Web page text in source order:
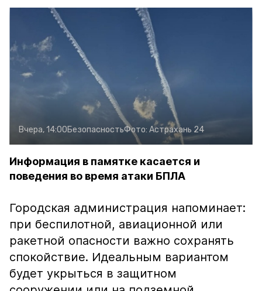
Вчера, 14:00БезопасностьФото: Астрахань 24
Информация в памятке касается и
поведения во время атаки БПЛА
Городская администрация напоминает:
при беспилотной, авиационной или
ракетной опасности важно сохранять
спокойствие. Идеальным вариантом
будет укрыться в защитном